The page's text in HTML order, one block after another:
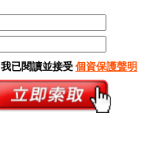
我已閱讀並接受個資保護聲明